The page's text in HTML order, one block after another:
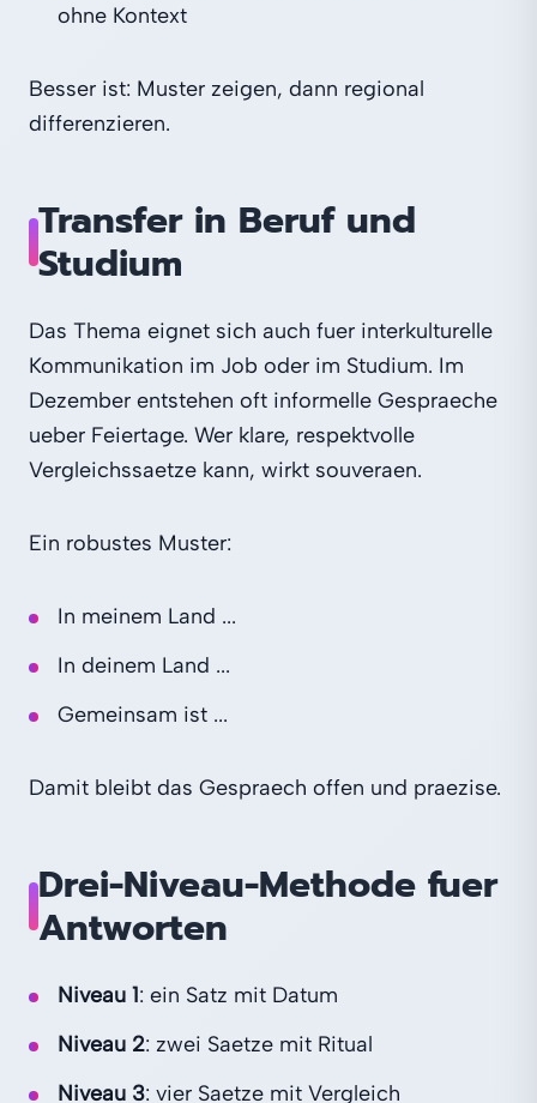
ohne Kontext
Besser ist: Muster zeigen, dann regional
differenzieren.
Transfer in Beruf und
Studium
Das Thema eignet sich auch fuer interkulturelle
Kommunikation im Job oder im Studium. Im
Dezember entstehen oft informelle Gespraeche
ueber Feiertage. Wer klare, respektvolle
Vergleichssaetze kann, wirkt souveraen.
Ein robustes Muster:
In meinem Land ...
In deinem Land ...
Gemeinsam ist ...
Damit bleibt das Gespraech offen und praezise.
Drei-Niveau-Methode fuer
Antworten
Niveau 1: ein Satz mit Datum
Niveau 2: zwei Saetze mit Ritual
Niveau 3: vier Saetze mit Vergleich